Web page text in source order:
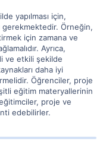
yapılması için,
Örneğin,
için zamana ve
Ayrıca,
ve etkili şekilde
daha iyi
Öğrenciler, proje
eğitim materyallerinin
proje ve
edebilirler.